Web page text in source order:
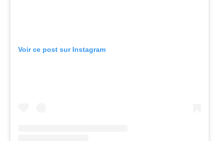
Voir ce post sur Instagram